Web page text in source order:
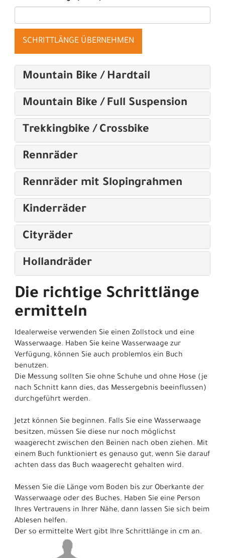
SCHRITTLÄNGE ÜBERNEHMEN
Mountain Bike / Hardtail
Mountain Bike / Full Suspension
Trekkingbike / Crossbike
Rennräder
Rennräder mit Slopingrahmen
Kinderräder
Cityräder
Hollandräder
Die richtige Schrittlänge
ermitteln
Idealerweise verwenden Sie einen Zollstock und eine
Wasserwaage. Haben Sie keine Wasserwaage zur
Verfügung, können Sie auch problemlos ein Buch
benutzen.
Die Messung sollten Sie ohne Schuhe und ohne Hose (je
nach Schnitt kann dies, das Messergebnis beeinflussen)
durchgeführt werden.
Jetzt können Sie beginnen. Falls Sie eine Wasserwaage
besitzen, müssen Sie diese nur noch möglichst
waagerecht zwischen den Beinen nach oben ziehen. Mit
einem Buch funktioniert es genauso gut, wenn Sie darauf
achten dass das Buch waagerecht gehalten wird.
Messen Sie die Länge vom Boden bis zur Oberkante der
Wasserwaage oder des Buches. Haben Sie eine Person
Ihres Vertrauens in Ihrer Nähe, dann lassen Sie sich beim
Ablesen helfen.
Der so ermittelte Wert gibt Ihre Schrittlänge in cm an.